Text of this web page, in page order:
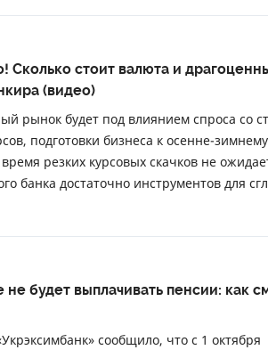
Сколько стоит валюта и
(видео)
рынок будет под влиянием спроса со
подготовки бизнеса к осенне-
резких курсовых скачков не
банка достаточно инструментов для
будет выплачивать пенсии: как
сообщило, что с 1 октября